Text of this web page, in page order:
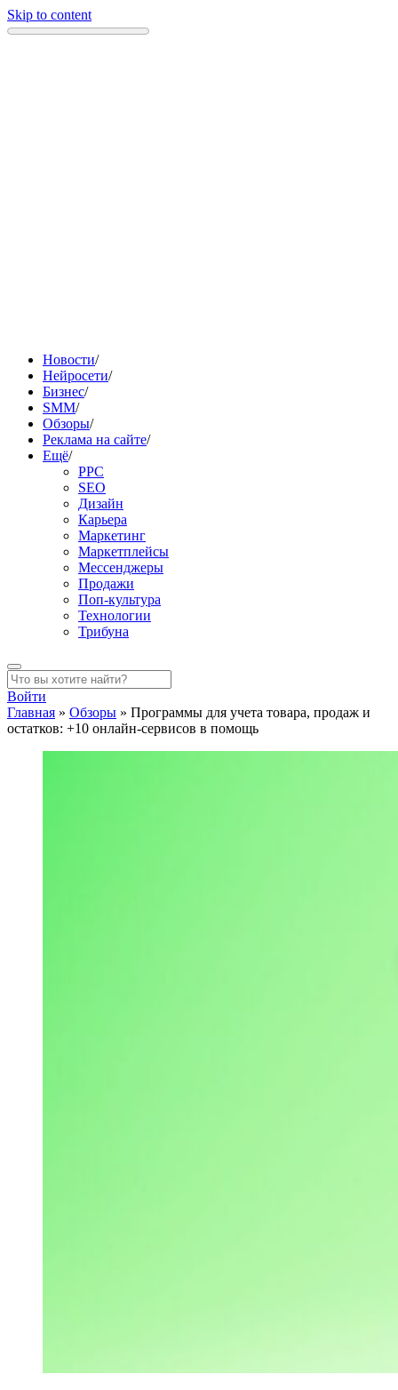
Skip to content
Новости/
Нейросети/
Бизнес/
SMM/
Обзоры/
Реклама на сайте/
Ещё/
PPC
SEO
Дизайн
Карьера
Маркетинг
Маркетплейсы
Мессенджеры
Продажи
Поп-культура
Технологии
Трибуна
Войти
Главная » Обзоры » Программы для учета товара, продаж и
остатков: +10 онлайн-сервисов в помощь